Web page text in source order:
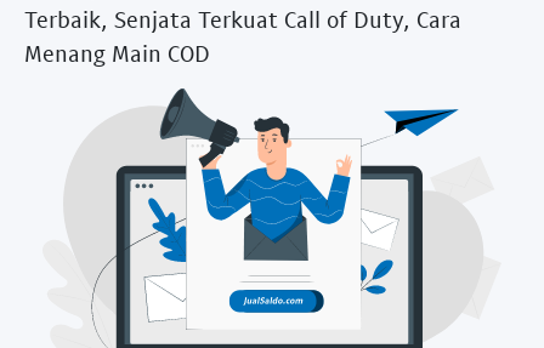
Terbaik, Senjata Terkuat Call of Duty, Cara
Menang Main COD